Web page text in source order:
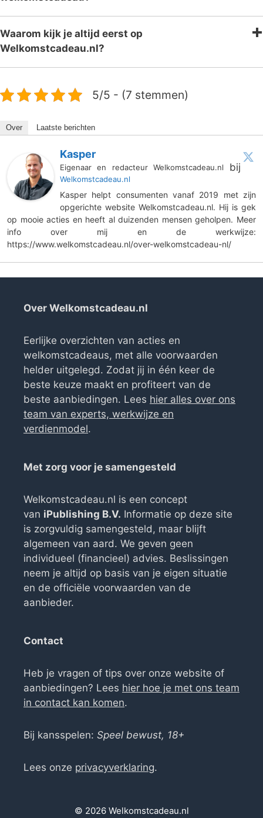
Waarom kijk je altijd eerst op
Welkomstcadeau.nl?
5/5 - (7 stemmen)
Over Laatste berichten
Kasper
Eigenaar en redacteur Welkomstcadeau.nl bij
Welkomstcadeau.nl
Kasper helpt consumenten vanaf 2019 met zijn
opgerichte website Welkomstcadeau.nl. Hij is gek
op mooie acties en heeft al duizenden mensen geholpen. Meer
info over mij en de werkwijze:
https://www.welkomstcadeau.nl/over-welkomstcadeau-nl/
Over Welkomstcadeau.nl
Eerlijke overzichten van acties en
welkomstcadeaus, met alle voorwaarden
helder uitgelegd. Zodat jij in één keer de
beste keuze maakt en profiteert van de
beste aanbiedingen. Lees hier alles over ons
team van experts, werkwijze en
verdienmodel.
Met zorg voor je samengesteld
Welkomstcadeau.nl is een concept
van iPublishing B.V. Informatie op deze site
is zorgvuldig samengesteld, maar blijft
algemeen van aard. We geven geen
individueel (financieel) advies. Beslissingen
neem je altijd op basis van je eigen situatie
en de officiële voorwaarden van de
aanbieder.
Contact
Heb je vragen of tips over onze website of
aanbiedingen? Lees hier hoe je met ons team
in contact kan komen.
Bij kansspelen: Speel bewust, 18+
Lees onze privacyverklaring.
© 2026 Welkomstcadeau.nl